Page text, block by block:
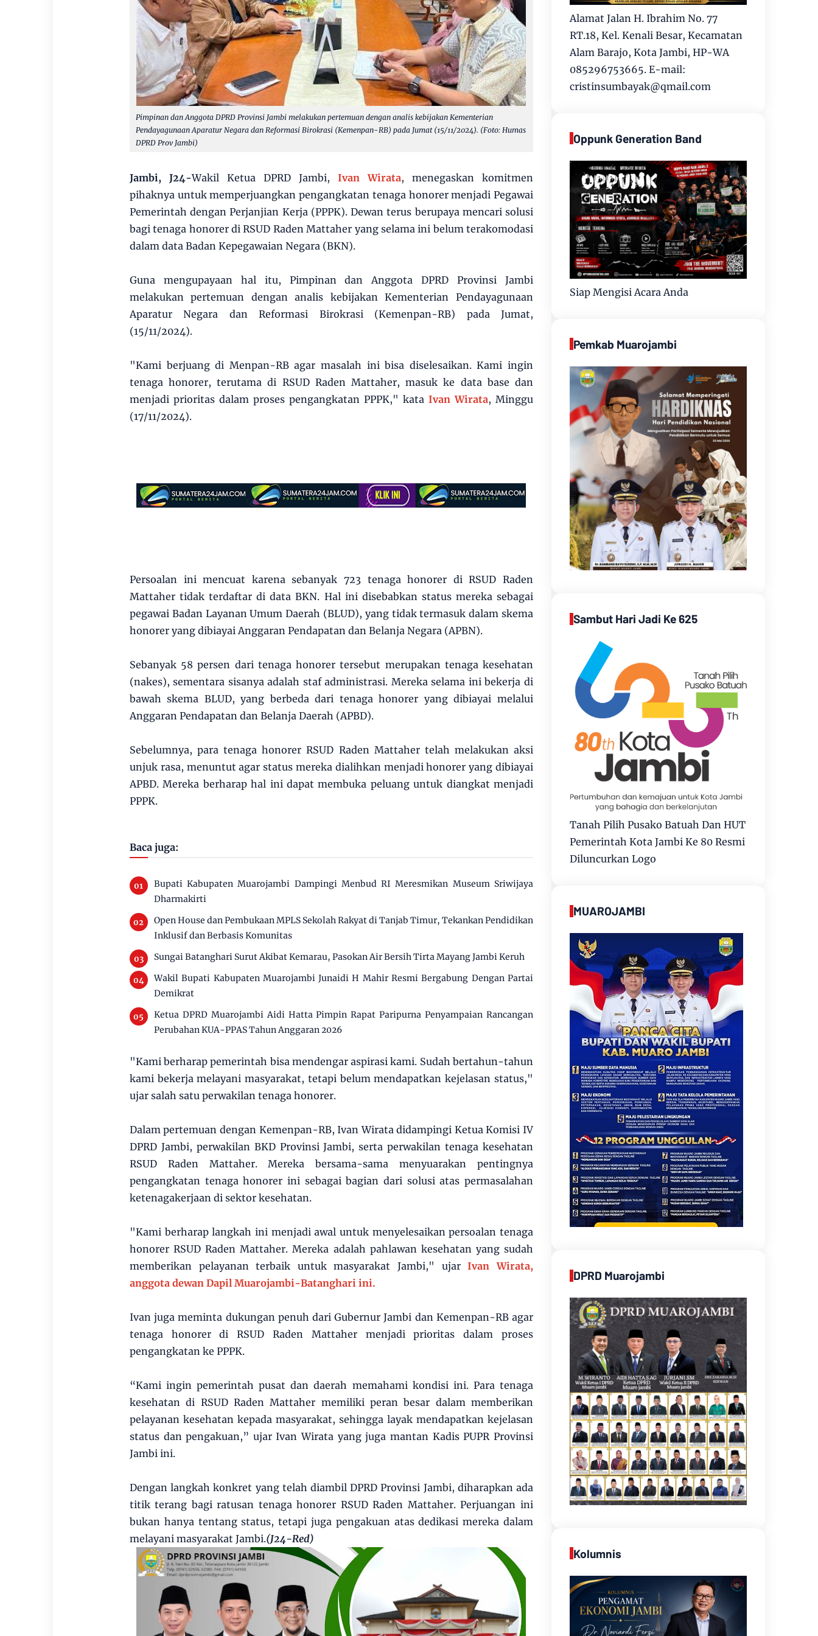
Pimpinan dan Anggota DPRD Provinsi Jambi melakukan pertemuan dengan analis kebijakan Kementerian
Pendayagunaan Aparatur Negara dan Reformasi Birokrasi (Kemenpan-RB) pada Jumat (15/11/2024). (Foto: Humas
DPRD Prov Jambi)
Jambi, J24-Wakil Ketua DPRD Jambi, Ivan Wirata, menegaskan komitmen
pihaknya untuk memperjuangkan pengangkatan tenaga honorer menjadi Pegawai
Pemerintah dengan Perjanjian Kerja (PPPK). Dewan terus berupaya mencari solusi
bagi tenaga honorer di RSUD Raden Mattaher yang selama ini belum terakomodasi
dalam data Badan Kepegawaian Negara (BKN).
Guna mengupayaan hal itu, Pimpinan dan Anggota DPRD Provinsi Jambi
melakukan pertemuan dengan analis kebijakan Kementerian Pendayagunaan
Aparatur Negara dan Reformasi Birokrasi (Kemenpan-RB) pada Jumat,
(15/11/2024).
"Kami berjuang di Menpan-RB agar masalah ini bisa diselesaikan. Kami ingin
tenaga honorer, terutama di RSUD Raden Mattaher, masuk ke data base dan
menjadi prioritas dalam proses pengangkatan PPPK," kataIvan Wirata, Minggu
(17/11/2024).
Persoalan ini mencuat karena sebanyak 723 tenaga honorer di RSUD Raden
Mattaher tidak terdaftar di data BKN. Hal ini disebabkan status mereka sebagai
pegawai Badan Layanan Umum Daerah (BLUD), yang tidak termasuk dalam skema
honorer yang dibiayai Anggaran Pendapatan dan Belanja Negara (APBN).
Sebanyak 58 persen dari tenaga honorer tersebut merupakan tenaga kesehatan
(nakes), sementara sisanya adalah staf administrasi. Mereka selama ini bekerja di
bawah skema BLUD, yang berbeda dari tenaga honorer yang dibiayai melalui
Anggaran Pendapatan dan Belanja Daerah (APBD).
Sebelumnya, para tenaga honorer RSUD Raden Mattaher telah melakukan aksi
unjuk rasa, menuntut agar status mereka dialihkan menjadi honorer yang dibiayai
APBD. Mereka berharap hal ini dapat membuka peluang untuk diangkat menjadi
PPPK.
Baca juga:
Bupati Kabupaten Muarojambi Dampingi Menbud RI Meresmikan Museum Sriwijaya
Dharmakirti
Open House dan Pembukaan MPLS Sekolah Rakyat di Tanjab Timur, Tekankan Pendidikan
Inklusif dan Berbasis Komunitas
Sungai Batanghari Surut Akibat Kemarau, Pasokan Air Bersih Tirta Mayang Jambi Keruh
Wakil Bupati Kabupaten Muarojambi Junaidi H Mahir Resmi Bergabung Dengan Partai
Demikrat
Ketua DPRD Muarojambi Aidi Hatta Pimpin Rapat Paripurna Penyampaian Rancangan
Perubahan KUA-PPAS Tahun Anggaran 2026
"Kami berharap pemerintah bisa mendengar aspirasi kami. Sudah bertahun-tahun
kami bekerja melayani masyarakat, tetapi belum mendapatkan kejelasan status,"
ujar salah satu perwakilan tenaga honorer.
Dalam pertemuan dengan Kemenpan-RB, Ivan Wirata didampingi Ketua Komisi IV
DPRD Jambi, perwakilan BKD Provinsi Jambi, serta perwakilan tenaga kesehatan
RSUD Raden Mattaher. Mereka bersama-sama menyuarakan pentingnya
pengangkatan tenaga honorer ini sebagai bagian dari solusi atas permasalahan
ketenagakerjaan di sektor kesehatan.
"Kami berharap langkah ini menjadi awal untuk menyelesaikan persoalan tenaga
honorer RSUD Raden Mattaher. Mereka adalah pahlawan kesehatan yang sudah
memberikan pelayanan terbaik untuk masyarakat Jambi," ujarIvan Wirata,
anggota dewan Dapil Muarojambi-Batanghari ini.
Ivan juga meminta dukungan penuh dari Gubernur Jambi dan Kemenpan-RB agar
tenaga honorer di RSUD Raden Mattaher menjadi prioritas dalam proses
pengangkatan ke PPPK.
“Kami ingin pemerintah pusat dan daerah memahami kondisi ini. Para tenaga
kesehatan di RSUD Raden Mattaher memiliki peran besar dalam memberikan
pelayanan kesehatan kepada masyarakat, sehingga layak mendapatkan kejelasan
status dan pengakuan,” ujar Ivan Wirata yang juga mantan Kadis PUPR Provinsi
Jambi ini.
Dengan langkah konkret yang telah diambil DPRD Provinsi Jambi, diharapkan ada
titik terang bagi ratusan tenaga honorer RSUD Raden Mattaher. Perjuangan ini
bukan hanya tentang status, tetapi juga pengakuan atas dedikasi mereka dalam
melayani masyarakat Jambi.(J24-Red)
Alamat Jalan H. Ibrahim No. 77
RT.18, Kel. Kenali Besar, Kecamatan
Alam Barajo, Kota Jambi, HP-WA
085296753665. E-mail:
cristinsumbayak@qmail.com
Oppunk Generation Band
Siap Mengisi Acara Anda
Pemkab Muarojambi
Sambut Hari Jadi Ke 625
Tanah Pilih Pusako Batuah Dan HUT
Pemerintah Kota Jambi Ke 80 Resmi
Diluncurkan Logo
MUAROJAMBI
DPRD Muarojambi
Kolumnis